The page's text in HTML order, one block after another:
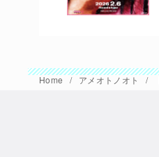
Home アメオトノオト